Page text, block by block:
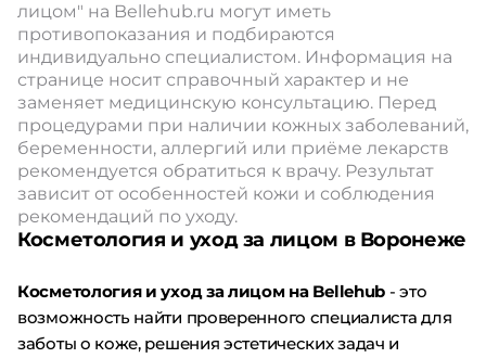
лицом" на Bellehub.ru могут иметь
противопоказания и подбираются
индивидуально специалистом. Информация на
странице носит справочный характер и не
заменяет медицинскую консультацию. Перед
процедурами при наличии кожных заболеваний,
беременности, аллергий или приёме лекарств
рекомендуется обратиться к врачу. Результат
зависит от особенностей кожи и соблюдения
рекомендаций по уходу.
Косметология и уход за лицом в Воронеже
Косметология и уход за лицом на Bellehub - это
возможность найти проверенного специалиста для
заботы о коже, решения эстетических задач и